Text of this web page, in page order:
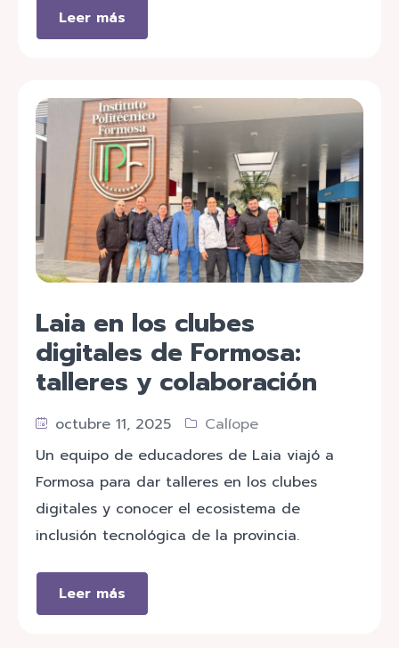
Leer más
Laia en los clubes
digitales de Formosa:
talleres y colaboración
octubre 11, 2025
Calíope
Un equipo de educadores de Laia viajó a
Formosa para dar talleres en los clubes
digitales y conocer el ecosistema de
inclusión tecnológica de la provincia.
Leer más